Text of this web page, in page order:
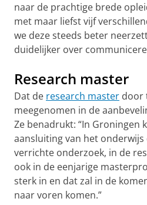
naar de prachtige brede
met maar liefst vijf
we deze steeds beter
duidelijker over
Research master
Dat de research master door
meegenomen in de
Ze benadrukt: “In Groningen
aansluiting van het
verrichte onderzoek, in de
ook in de eenjarige
sterk in en dat zal in de
naar voren komen.”